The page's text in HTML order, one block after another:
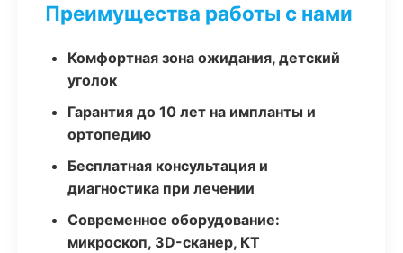
Преимущества работы с нами
Комфортная зона ожидания, детский
уголок
Гарантия до 10 лет на импланты и
ортопедию
Бесплатная консультация и
диагностика при лечении
Современное оборудование:
микроскоп, 3D-сканер, КТ